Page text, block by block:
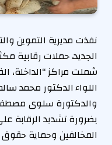
نفذت مديرية التموين
الجديد، حملات رقابية
شملت مراكز “الداخلة،
اللواء الدكتور محمد
والدكتورة سلوى
بضرورة تشديد الرقابة
المخالفين وحماية حقوق